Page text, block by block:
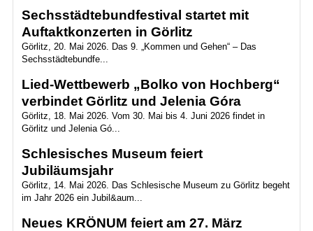
Sechsstädtebundfestival startet mit
Auftaktkonzerten in Görlitz
Görlitz, 20. Mai 2026. Das 9. „Kommen und Gehen“ – Das
Sechsstädtebundfe...
Lied-Wettbewerb „Bolko von Hochberg“
verbindet Görlitz und Jelenia Góra
Görlitz, 18. Mai 2026. Vom 30. Mai bis 4. Juni 2026 findet in
Görlitz und Jelenia Gó...
Schlesisches Museum feiert
Jubiläumsjahr
Görlitz, 14. Mai 2026. Das Schlesische Museum zu Görlitz begeht
im Jahr 2026 ein Jubil&aum...
Neues KRÖNUM feiert am 27. März